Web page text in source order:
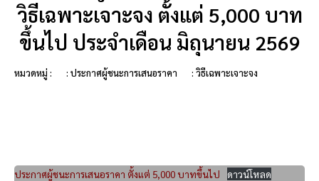
วิธีเฉพาะเจาะจง ตั้งแต่ 5,000 บาท
ขึ้นไป ประจำเดือน มิถุนายน 2569
หมวดหมู่ : : ประกาศผู้ชนะการเสนอราคา : วิธีเฉพาะเจาะจง
ประกาศผู้ชนะการเสนอราคา ตั้งแต่ 5,000 บาทขึ้นไป ดาวน์โหลด